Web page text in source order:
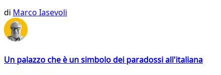
di Marco Iasevoli
Un palazzo che è un simbolo dei paradossi all'italiana